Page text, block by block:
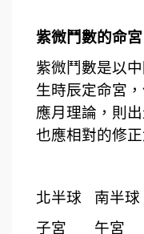
紫微鬥數的命宮
紫微鬥數是以
生時辰定命宮
應月理論，則
也應相對的修
北半球 南半球
子宮
午宮